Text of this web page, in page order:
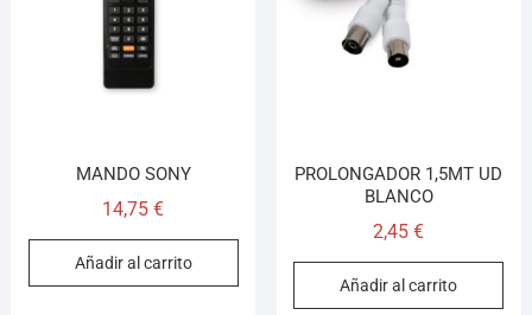
MANDO SONY
14,75€
Añadir al carrito
PROLONGADOR 1,5MT UD
BLANCO
2,45€
Añadir al carrito